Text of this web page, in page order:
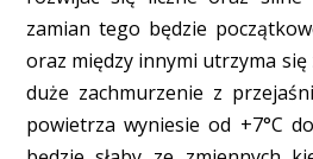
zamian tego będzie
oraz między innymi utrzyma
duże zachmurzenie z
powietrza wyniesie od +7°C